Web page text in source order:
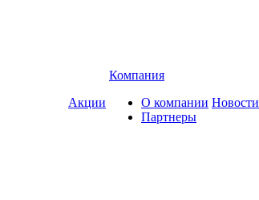
Акции
Компания
О компании
Партнеры
Новости